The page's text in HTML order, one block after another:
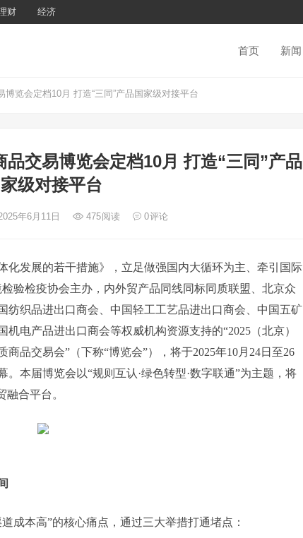
财 经济
首页 新闻
览会定档10月 打造“三同”产品国家级对接平台
交易博览会定档10月 打造“三同”产品
级对接平台
年6月11日 475阅读 0评论
化发展的若干措施》，立足做强国内大循环为主、牵引国际
验检疫协会主办，内外贸产品同线同标同质联盟、北京众
纺织品进出口商会、中国轻工工艺品进出口商会、中国五矿
电产品进出口商会等权威机构资源支持的“2025（北京）
品交易会”（下称“博览会”），将于2025年10月24日至26
本届博览会以“规则互认·绿色转型·数字联通”为主题，将
合平台。
成本高”的核心痛点，通过三大举措打通堵点：